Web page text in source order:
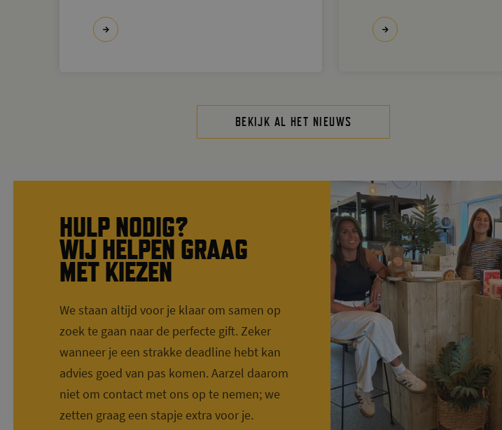
BEKIJK AL HET NIEUWS
HULP NODIG?
WIJ HELPEN GRAAG
MET KIEZEN
We staan altijd voor je klaar om samen op
zoek te gaan naar de perfecte gift. Zeker
wanneer je een strakke deadline hebt kan
advies goed van pas komen. Aarzel daarom
niet om contact met ons op te nemen; we
zetten graag een stapje extra voor je.